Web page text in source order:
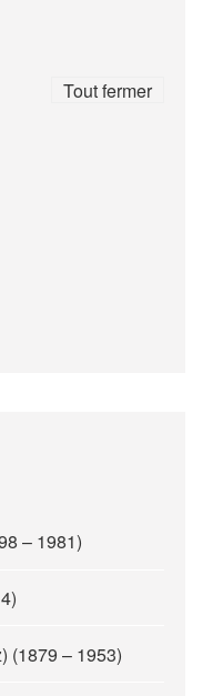
Tout fermer
– 1981)
(1879 – 1953)